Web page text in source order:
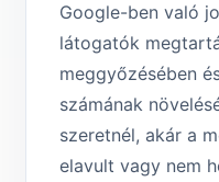
Google-ben való
látogatók
meggyőzésében
számának
szeretnél, akár a
elavult vagy nem